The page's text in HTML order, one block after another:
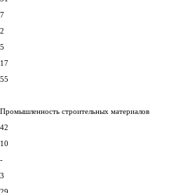
7
2
5
17
55
Промышленность строительных материалов
42
10
-
3